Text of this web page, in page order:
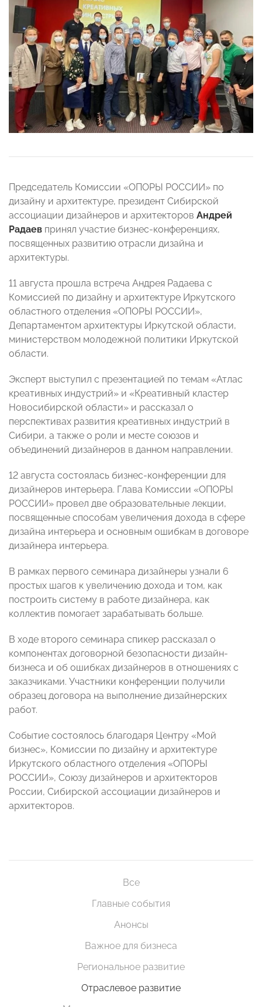
Председатель Комиссии «ОПОРЫ РОССИИ» по
дизайну и архитектуре, президент Сибирской
ассоциации дизайнеров и архитекторов Андрей
Радаев принял участие бизнес-конференциях,
посвященных развитию отрасли дизайна и
архитектуры.
11 августа прошла встреча Андрея Радаева с
Комиссией по дизайну и архитектуре Иркутского
областного отделения «ОПОРЫ РОССИИ»,
Департаментом архитектуры Иркутской области,
министерством молодежной политики Иркутской
области.
Эксперт выступил с презентацией по темам «Атлас
креативных индустрий» и «Креативный кластер
Новосибирской области» и рассказал о
перспективах развития креативных индустрий в
Сибири, а также о роли и месте союзов и
объединений дизайнеров в данном направлении.
12 августа состоялась бизнес-конференции для
дизайнеров интерьера. Глава Комиссии «ОПОРЫ
РОССИИ» провел две образовательные лекции,
посвященные способам увеличения дохода в сфере
дизайна интерьера и основным ошибкам в договоре
дизайнера интерьера.
В рамках первого семинара дизайнеры узнали 6
простых шагов к увеличению дохода и том, как
построить систему в работе дизайнера, как
коллектив помогает зарабатывать больше.
В ходе второго семинара спикер рассказал о
компонентах договорной безопасности дизайн-
бизнеса и об ошибках дизайнеров в отношениях с
заказчиками. Участники конференции получили
образец договора на выполнение дизайнерских
работ.
Событие состоялось благодаря Центру «Мой
бизнес», Комиссии по дизайну и архитектуре
Иркутского областного отделения «ОПОРЫ
РОССИИ», Союзу дизайнеров и архитекторов
России, Сибирской ассоциации дизайнеров и
архитекторов.
Все
Главные события
Анонсы
Важное для бизнеса
Региональное развитие
Отраслевое развитие